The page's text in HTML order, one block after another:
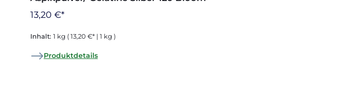
13,20 €*
Inhalt: 1 kg ( 13,20 €* | 1 kg )
Produktdetails